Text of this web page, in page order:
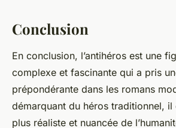
Conclusion
En conclusion, l’antihéros est une
complexe et fascinante qui a pris
prépondérante dans les romans
démarquant du héros traditionnel,
plus réaliste et nuancée de